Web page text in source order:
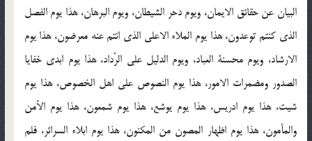
البيان عن حقائق الايمان، ويوم دحر الشيطان، ويوم البرهان، هذا يوم الفصل
الذى كنتم توعدون، هذا يوم الملاء الاعلى الذى انتم عنه معرضون، هذا يوم
الارشاد، ويوم محسنة العباد، ويوم الدليل على الرّداد، هذا يوم ابدى خفايا
الصدور ومضمرات الامور، هذا يوم النصوص على اهل الخصوص، هذا يوم
شيت، هذا يوم ادريس، هذا يوم يوشع، هذا يوم شمعون، هذا يوم الأمن
والمأمون، هذا يوم اظهار المصون من المكنون، هذا يوم ابلاء السرائر، فلم